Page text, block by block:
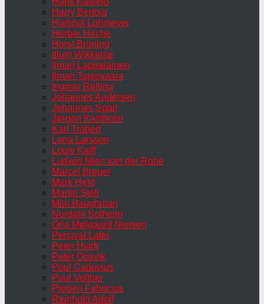
Harry Bertoia
Hartmut Lohmeyer
Herber Hirche
Horst Brüning
Illum Wikkelsø
Ilmari Lappalainen
Ilmari Tapiovaara
Ingmar Relling
Johannes Andersen
Johannes Spalt
Jørgen Kastholm
Karl Trabert
Lena Larsson
Louis Kalff
Ludwig Mies van der Rohe
Marcel Breuer
Mark Held
Martin Stoll
Milo Baughman
Nordahl Solheim
Orla Mølgaard Nielsen
Percival Lafer
Peter Hvidt
Peter Opsvik
Poul Cadovius
Poul Volther
Preben Fabricius
Reinhold Adolf